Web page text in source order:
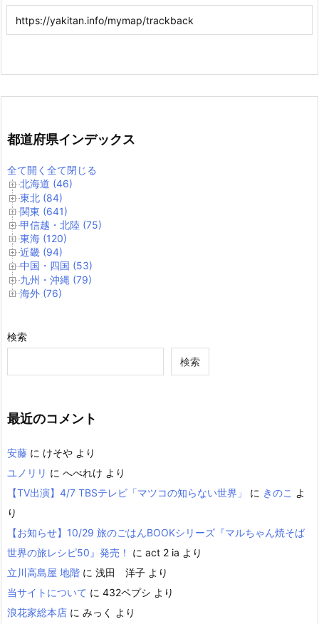
都道府県インデックス
全て開く 全て閉じる
北海道 (46)
東北 (84)
関東 (641)
甲信越・北陸 (75)
東海 (120)
近畿 (94)
中国・四国 (53)
九州・沖縄 (79)
海外 (76)
検索
検索
最近のコメント
安藤 に けそや より
ユノリリ に へべれけ より
【TV出演】4/7 TBSテレビ「マツコの知らない世界」
に きのこ よ
り
【お知らせ】10/29 旅のごはんBOOKシリーズ『マルちゃん焼そば
世界の旅レシピ50』発売！
に act 2 ia より
立川高島屋 地階 に 浅田 洋子 より
当サイトについて に 432ペプシ より
浪花家総本店 に みっく より